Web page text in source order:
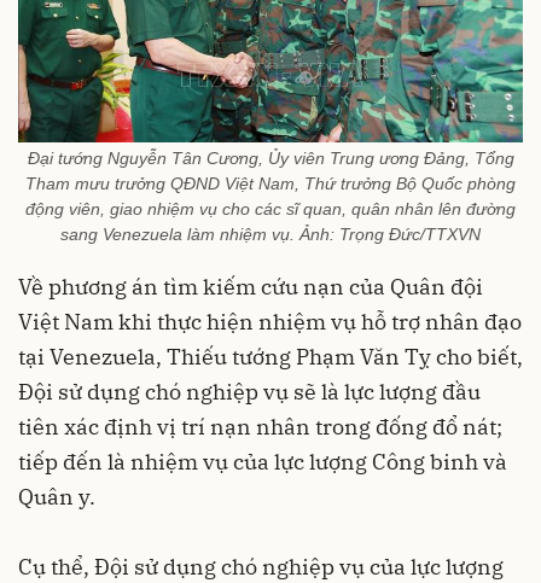
Đại tướng Nguyễn Tân Cương, Ủy viên Trung ương Đảng, Tổng
Tham mưu trưởng QĐND Việt Nam, Thứ trưởng Bộ Quốc phòng
động viên, giao nhiệm vụ cho các sĩ quan, quân nhân lên đường
sang Venezuela làm nhiệm vụ. Ảnh: Trọng Đức/TTXVN
Về phương án tìm kiếm cứu nạn của Quân đội
Việt Nam khi thực hiện nhiệm vụ hỗ trợ nhân đạo
tại Venezuela, Thiếu tướng Phạm Văn Tỵ cho biết,
Đội sử dụng chó nghiệp vụ sẽ là lực lượng đầu
tiên xác định vị trí nạn nhân trong đống đổ nát;
tiếp đến là nhiệm vụ của lực lượng Công binh và
Quân y.
Cụ thể, Đội sử dụng chó nghiệp vụ của lực lượng